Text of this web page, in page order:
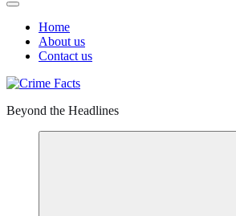
Home
About us
Contact us
Beyond the Headlines